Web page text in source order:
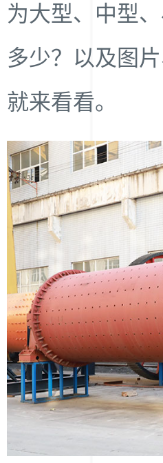
为大型、中型
多少？以及图
就来看看。